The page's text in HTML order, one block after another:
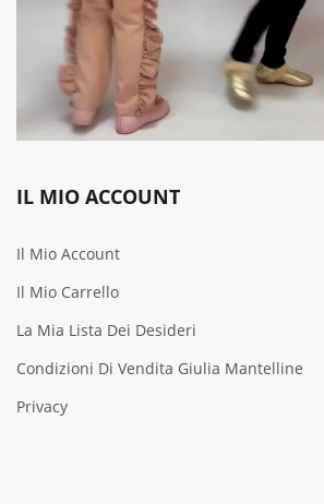
IL MIO ACCOUNT
Il Mio Account
Il Mio Carrello
La Mia Lista Dei Desideri
Condizioni Di Vendita Giulia Mantelline
Privacy